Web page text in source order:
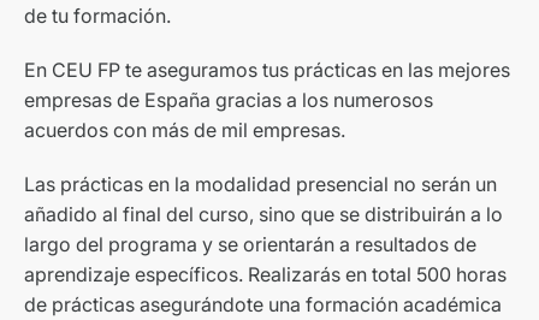
de tu formación.
En CEU FP te aseguramos tus prácticas en las mejores
empresas de España gracias a los numerosos
acuerdos con más de mil empresas.
Las prácticas en la modalidad presencial no serán un
añadido al final del curso, sino que se distribuirán a lo
largo del programa y se orientarán a resultados de
aprendizaje específicos. Realizarás en total 500 horas
de prácticas asegurándote una formación académica